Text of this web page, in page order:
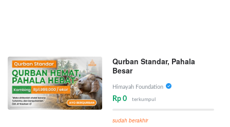
Qurban Standar, Pahala
Besar
Himayah Foundation
Rp 0 terkumpul
sudah berakhir